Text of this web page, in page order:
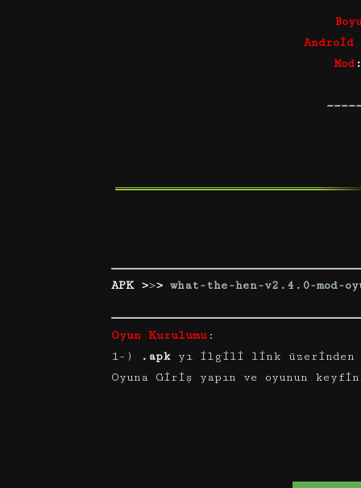
Android
Mod:
APK >>> what-the-hen-v2.4.0-mod-
Oyun Kurulumu :
1-)
.apk yı ilgili link üzerinden
Oyuna Giriş yapın ve oyunun